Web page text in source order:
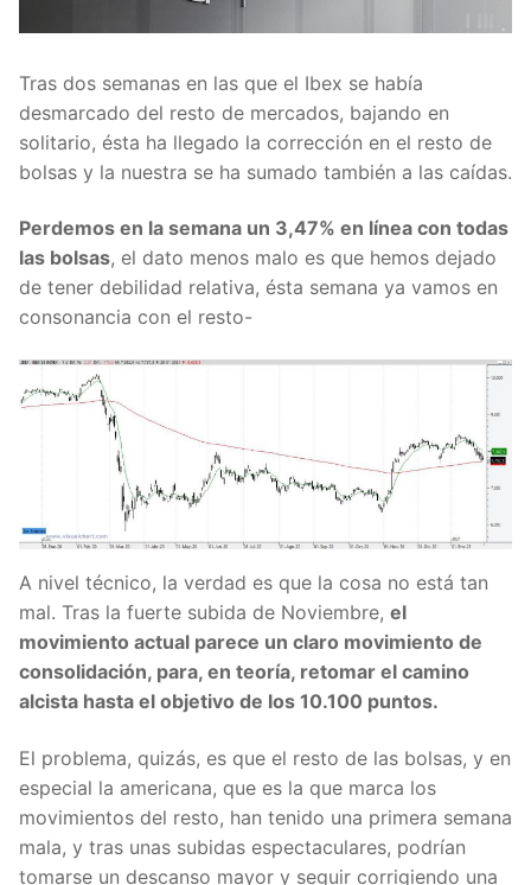
Tras dos semanas en las que el Ibex se había
desmarcado del resto de mercados, bajando en
solitario, ésta ha llegado la corrección en el resto de
bolsas y la nuestra se ha sumado también a las caídas.
Perdemos en la semana un 3,47% en línea con todas
las bolsas, el dato menos malo es que hemos dejado
de tener debilidad relativa, ésta semana ya vamos en
consonancia con el resto-
A nivel técnico, la verdad es que la cosa no está tan
mal. Tras la fuerte subida de Noviembre, el
movimiento actual parece un claro movimiento de
consolidación, para, en teoría, retomar el camino
alcista hasta el objetivo de los 10.100 puntos.
El problema, quizás, es que el resto de las bolsas, y en
especial la americana, que es la que marca los
movimientos del resto, han tenido una primera semana
mala, y tras unas subidas espectaculares, podrían
tomarse un descanso mayor y seguir corrigiendo una